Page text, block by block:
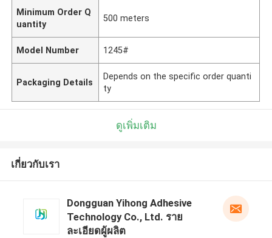
Minimum Order Q
uantity
500 meters
Model Number 1245#
Packaging Details
Depends on the specific order quanti
ty
ดูเพิ่มเติม
เกี่ยวกับเรา
Dongguan Yihong Adhesive
Technology Co., Ltd. ราย
ละเอียดผู้ผลิต